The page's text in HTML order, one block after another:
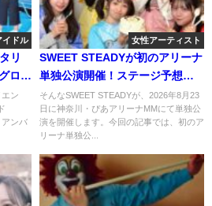
イドル
リ
ロー
ー
ン
アンバ
女性アーティスト
SWEET STEADYが初のアリーナ
単独公演開催！ステージ予想は
どんな？
そんなSWEET STEADYが、2026年8月23
日に神奈川・ぴあアリーナMMにて単独公
演を開催します。今回の記事では、初のア
リーナ単独公...